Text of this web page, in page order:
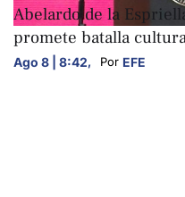
Abelardo de la
promete batalla
Ago 8 | 8:42, Por EFE